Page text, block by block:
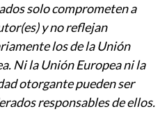
solo comprometen a
y no reflejan
los de la Unión
Ni la Unión Europea ni la
otorgante pueden ser
responsables de ellos.